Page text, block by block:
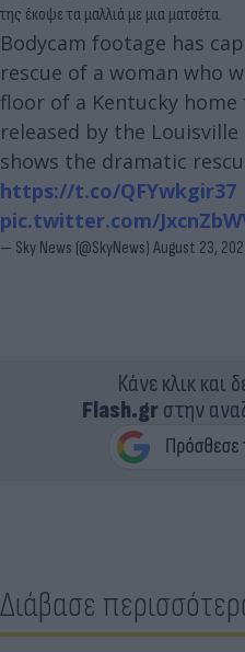
της έκοψε τα μαλλιά με μια ματσέτα.
Bodycam footage has
rescue of a woman who
floor of a Kentucky home
released by the
shows the dramatic
https://t.co/QFYwkgir37
pic.twitter.com/
— Sky News (@SkyNews) August 23,
Κάνε κλικ και
Flash.grστην
Διάβασε